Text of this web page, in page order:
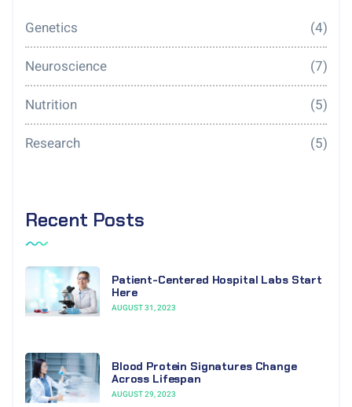
Genetics
(4)
Neuroscience
(7)
Nutrition
(5)
Research
(5)
Recent Posts
Patient-Centered Hospital Labs Start
Here
AUGUST 31, 2023
Blood Protein Signatures Change
Across Lifespan
AUGUST 29, 2023